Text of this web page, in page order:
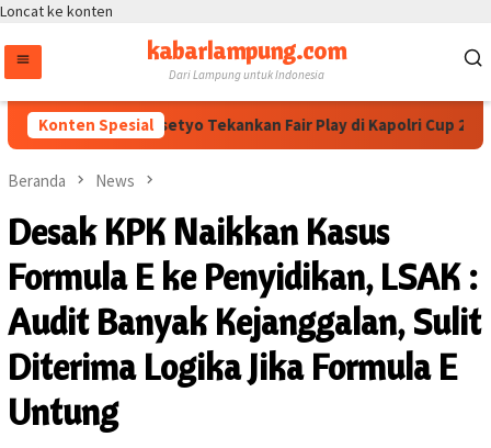
Loncat ke konten
kabarlampung.com
Dari Lampung untuk Indonesia
Konten Spesial
Dedi Prasetyo Tekankan Fair Play di Kapolri Cup 2026
Beranda News
Desak KPK Naikkan Kasus
Formula E ke Penyidikan, LSAK :
Audit Banyak Kejanggalan, Sulit
Diterima Logika Jika Formula E
Untung